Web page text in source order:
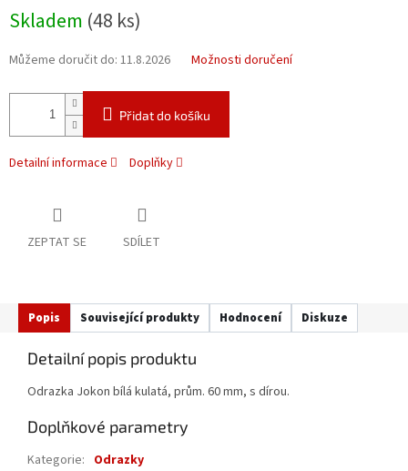
cena:
Skladem (48 ks)
Můžeme doručit do: 11.8.2026 Možnosti doručení
Přidat do košíku
Detailní informace Doplňky
ZEPTAT SE SDÍLET
Popis Související produkty Hodnocení Diskuze
Detailní popis produktu
Odrazka Jokon bílá kulatá, prům. 60 mm, s dírou.
Doplňkové parametry
Kategorie: Odrazky